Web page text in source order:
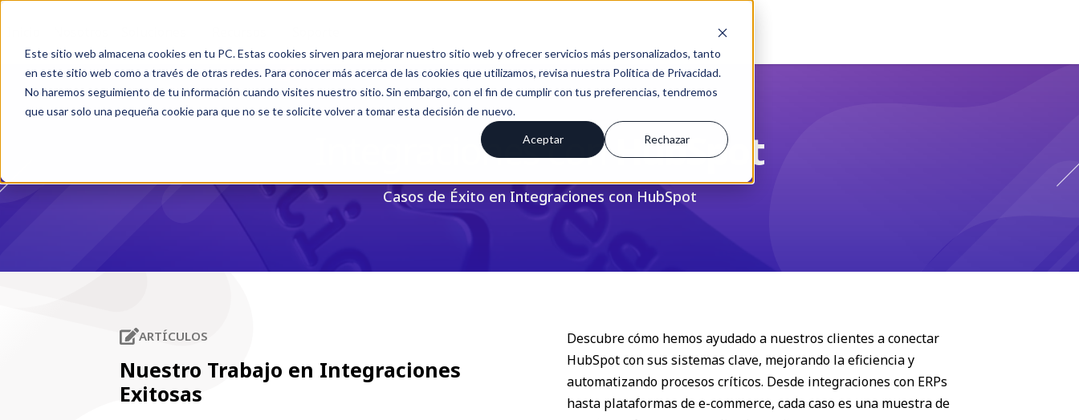
Este sitio web almacena cookies en tu PC. Estas cookies sirven para mejorar nuestro sitio web y ofrecer servicios más personalizados, tanto
en este sitio web como a través de otras redes. Para conocer más acerca de las cookies que utilizamos, revisa nuestra Política de Privacidad.
No haremos seguimiento de tu información cuando visites nuestro sitio. Sin embargo, con el fin de cumplir con tus preferencias, tendremos
que usar solo una pequeña cookie para que no se te solicite volver a tomar esta decisión de nuevo.
Aceptar Rechazar
Integraciones conHubSpot
Casos de Éxito en Integraciones con HubSpot
ARTÍCULOS
Nuestro Trabajo en Integraciones
Exitosas
Descubre cómo hemos ayudado a nuestros clientes a conectar
HubSpot con sus sistemas clave, mejorando la eficiencia y
automatizando procesos críticos. Desde integraciones con ERPs
hasta plataformas de e-commerce, cada caso es una muestra de